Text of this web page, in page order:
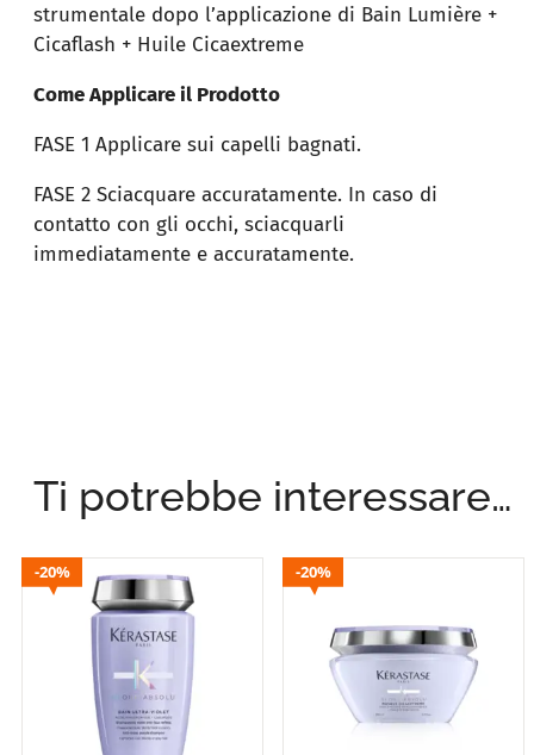
strumentale dopo l’applicazione di Bain Lumière +
Cicaflash + Huile Cicaextreme
Come Applicare il Prodotto
FASE 1 Applicare sui capelli bagnati.
FASE 2 Sciacquare accuratamente. In caso di
contatto con gli occhi, sciacquarli
immediatamente e accuratamente.
Ti potrebbe interessare…
20% 20%